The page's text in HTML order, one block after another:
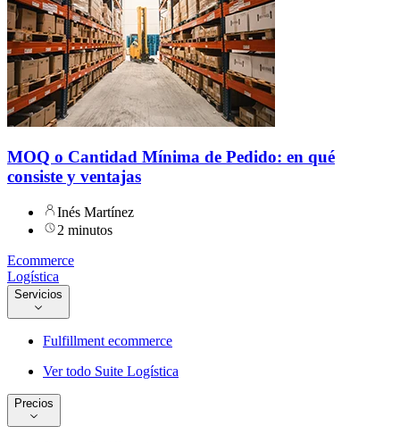
MOQ o Cantidad Mínima de Pedido: en qué
consiste y ventajas
Inés Martínez
2 minutos
Ecommerce
Logística
Servicios
Fulfillment ecommerce
Ver todo Suite Logística
Precios